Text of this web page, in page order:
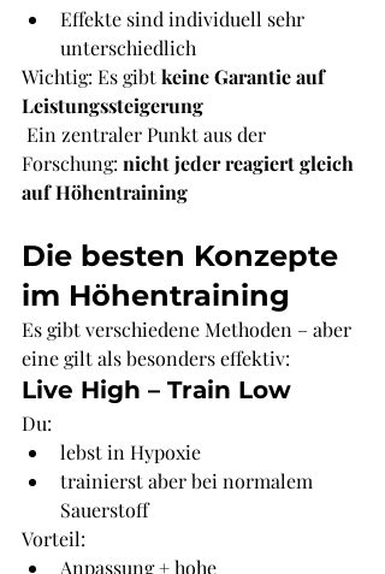
Effekte sind individuell sehr
unterschiedlich
Wichtig: Es gibt keine Garantie auf
Leistungssteigerung
Forschung: nicht jeder reagiert gleich
auf Höhentraining
Die besten Konzepte
im Höhentraining
Es gibt verschiedene Methoden – aber
eine gilt als besonders effektiv:
Live High – Train Low
Du:
lebst in Hypoxie
trainierst aber bei normalem
Sauerstoff
Vorteil:
Anpassung + hohe